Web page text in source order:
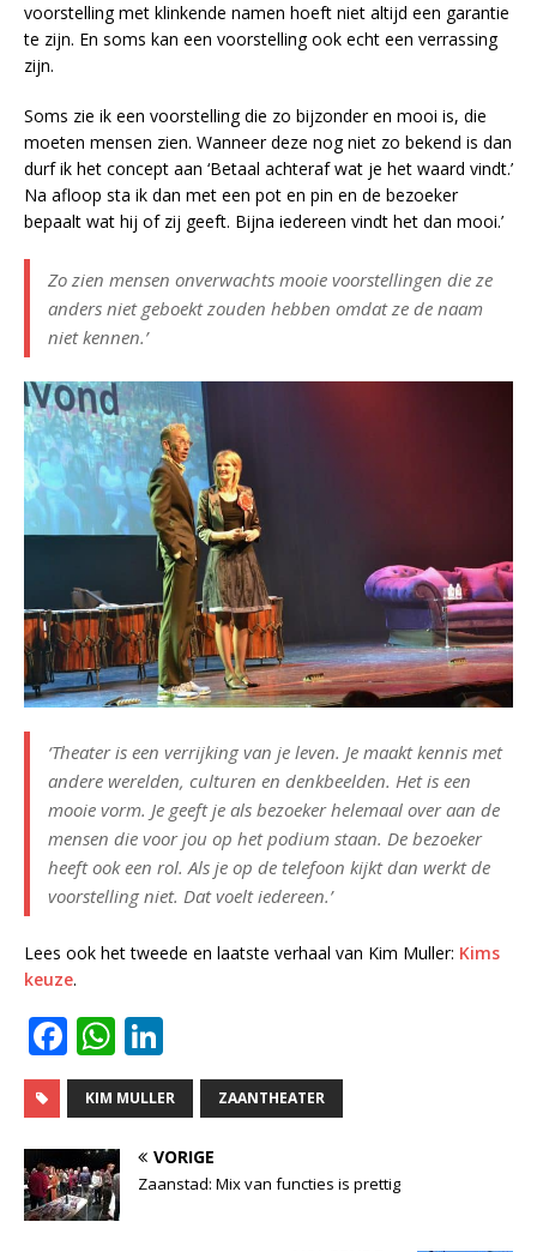
voorstelling met klinkende namen hoeft niet altijd een garantie
te zijn. En soms kan een voorstelling ook echt een verrassing
zijn.
Soms zie ik een voorstelling die zo bijzonder en mooi is, die
moeten mensen zien. Wanneer deze nog niet zo bekend is dan
durf ik het concept aan ‘Betaal achteraf wat je het waard vindt.’
Na afloop sta ik dan met een pot en pin en de bezoeker
bepaalt wat hij of zij geeft. Bijna iedereen vindt het dan mooi.’
Zo zien mensen onverwachts mooie voorstellingen die ze
anders niet geboekt zouden hebben omdat ze de naam
niet kennen.’
‘Theater is een verrijking van je leven. Je maakt kennis met
andere werelden, culturen en denkbeelden. Het is een
mooie vorm. Je geeft je als bezoeker helemaal over aan de
mensen die voor jou op het podium staan. De bezoeker
heeft ook een rol. Als je op de telefoon kijkt dan werkt de
voorstelling niet. Dat voelt iedereen.’
Lees ook het tweede en laatste verhaal van Kim Muller: Kims
keuze.
F
a
c
e
b
o
W
h
at
s
A
p
n
k
e
dI
KIM MULLER ZAANTHEATER
VORIGE
Zaanstad: Mix van functies is prettig